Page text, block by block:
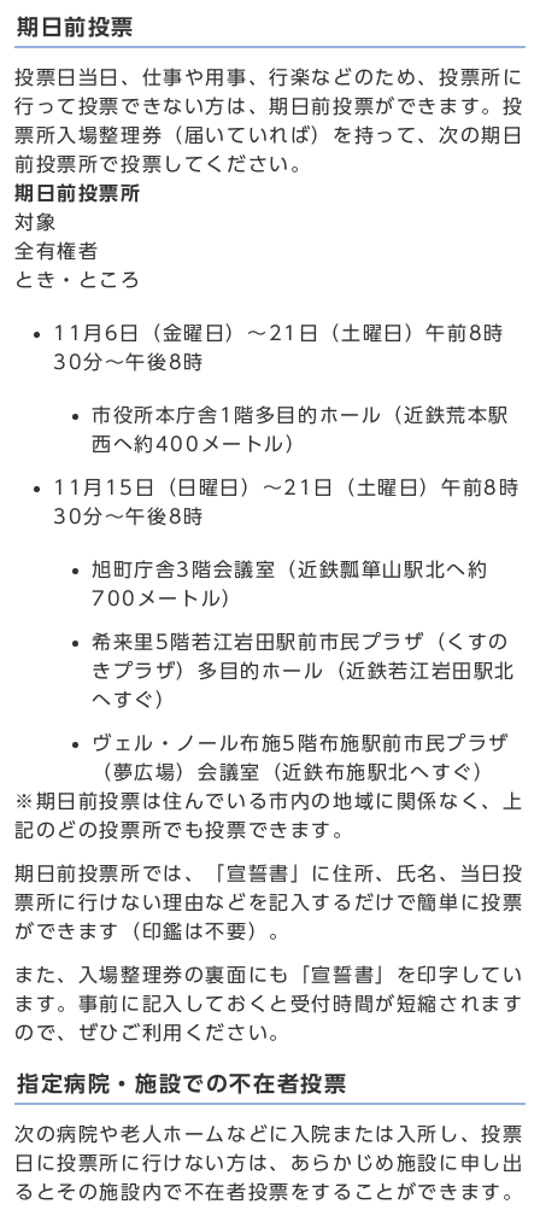
期日前投票
投票日当日、仕事や用事、行楽などのため、投票所に
行って投票できない方は、期日前投票ができます。投
票所入場整理券（届いていれば）を持って、次の期日
前投票所で投票してください。
期日前投票所
対象
全有権者
とき・ところ
11月6日（金曜日）～21日（土曜日）午前8時
30分～午後8時
市役所本庁舎1階多目的ホール（近鉄荒本駅
西へ約400メートル）
11月15日（日曜日）～21日（土曜日）午前8時
30分～午後8時
旭町庁舎3階会議室（近鉄瓢箪山駅北へ約
700メートル）
希来里5階若江岩田駅前市民プラザ（くすの
きプラザ）多目的ホール（近鉄若江岩田駅北
へすぐ）
ヴェル・ノール布施5階布施駅前市民プラザ
（夢広場）会議室（近鉄布施駅北へすぐ）
※期日前投票は住んでいる市内の地域に関係なく、上
記のどの投票所でも投票できます。
期日前投票所では、「宣誓書」に住所、氏名、当日投
票所に行けない理由などを記入するだけで簡単に投票
ができます（印鑑は不要）。
また、入場整理券の裏面にも「宣誓書」を印字してい
ます。事前に記入しておくと受付時間が短縮されます
ので、ぜひご利用ください。
指定病院・施設での不在者投票
次の病院や老人ホームなどに入院または入所し、投票
日に投票所に行けない方は、あらかじめ施設に申し出
るとその施設内で不在者投票をすることができます。